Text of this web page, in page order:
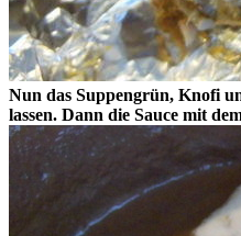
Nun das Suppengrün, Knofi
lassen. Dann die Sauce mit